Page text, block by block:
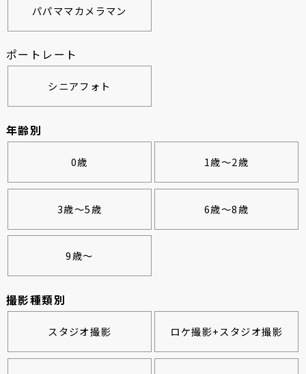
パパママカメラマン
ポートレート
シニアフォト
年齢別
0歳 1歳～2歳
3歳～5歳 6歳～8歳
9歳～
撮影種類別
スタジオ撮影 ロケ撮影+スタジオ撮影